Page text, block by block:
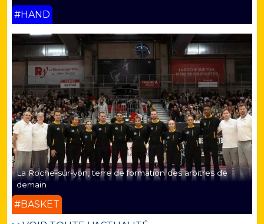
#HAND
La Roche-sur-yon, terre de formation des arbitres de
demain
#BASKET